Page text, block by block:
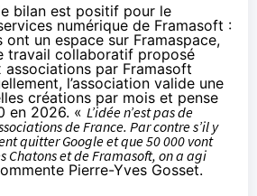
bilan est positif pour le
numérique de Framasoft :
ont un espace sur Framaspace,
travail collaboratif proposé
associations par Framasoft
l’association valide une
créations par mois et pense
en 2026. « L’idée n’est pas de
de France. Par contre s’il y
quitter Google et que 50 000 vont
Chatons et de Framasoft, on a agi
Pierre-Yves Gosset.